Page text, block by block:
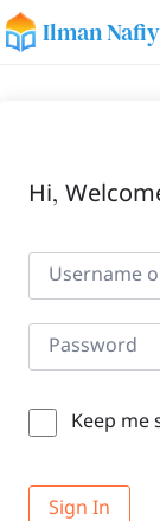
Ilman
Hi,
Keep me
Sign In